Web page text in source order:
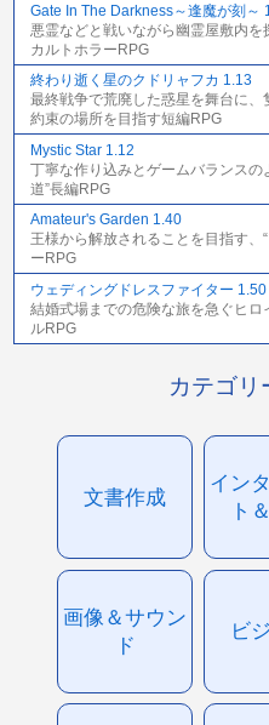
Gate In The Darkness～逢魔が刻～
悪霊などと戦いながら幽霊屋敷内
カルトホラーRPG
終わり逝く星のクドリャフカ 1.13
最終戦争で荒廃した惑星を舞台に
約束の場所を目指す短編RPG
Mystic Star 1.12
丁寧な作り込みとゲームバランスの
道”長編RPG
Amateur's Garden 1.40
王様から解放されることを目指す、
ーRPG
ウェディングドレスファイター 1.50
結婚式場までの危険な旅を急ぐヒ
ルRPG
カテゴリ
文書作成
イン
ト
画像＆サウン
ド
ビ